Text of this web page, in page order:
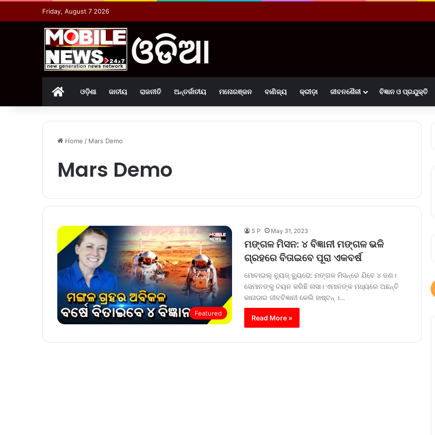
Friday, August 7 2026
Homeଓଡ଼ିଶା ଜାତୀୟ ରାଜନୀତି ଅନ୍ତର୍ଜାତୀୟ ମନୋରଞ୍ଜନ ବାଣିଜ୍ୟ କ୍ରୀଡ଼ା ଜୀବନଶୈଳୀ ବିଜ୍ଞାନ ଓ ପ୍ରଯୁକ୍ତି
Home / Mars Demo
Mars Demo
Featured
S P May 31, 2023
ମଙ୍ଗଳ ମିସନ: ୪ ବିଜ୍ଞାନୀ ମଙ୍ଗଳ ଭଳି
ଗ୍ରହରେ ବିତାଇବେ ପୂରା ଏକବର୍ଷ
ମୋବାଇଲ୍‌ ନ୍ୟୁଜ୍‌ ବ୍ୟୁରୋ: ମଙ୍ଗଳ ମିସନ୍‌ରେ ଯିବେ ୪ ଜଣ।
ସେମାନଙ୍କୁ ଚୟନ କରିଛି ନାସା। ଏମାନଙ୍କ ମଧ୍ୟରେ ଅଛନ୍ତି
କାନାଡାର ଜୀବବିଜ୍ଞାନୀ କେଲି ହାଷ୍ଟନ୍‌ ।…
Read More »